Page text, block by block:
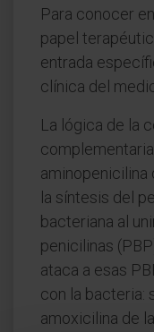
Para conocer
papel
entrada
clínica del
La lógica de la
aminopenicilina
la síntesis del
bacteriana al
penicilinas
ataca a esas
con la bacteria:
amoxicilina de